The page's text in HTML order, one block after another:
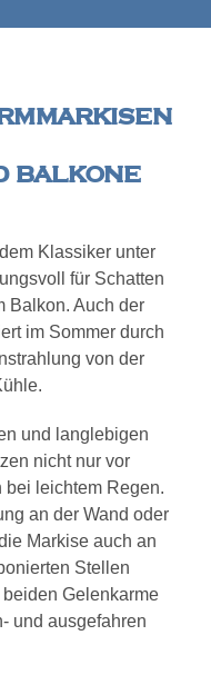
BALKONE
Klassiker unter
für Schatten
Balkon. Auch der
im Sommer durch
von der
und langlebigen
nicht nur vor
bei leichtem Regen.
an der Wand oder
Markise auch an
Stellen
Gelenkarme
und ausgefahren